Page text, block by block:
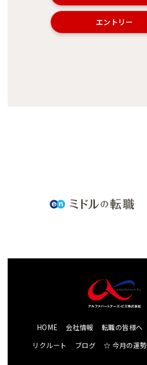
エントリー
HOME 会社情報 転職の皆様へ
リクルート
ブログ ☆ 今月の運勢